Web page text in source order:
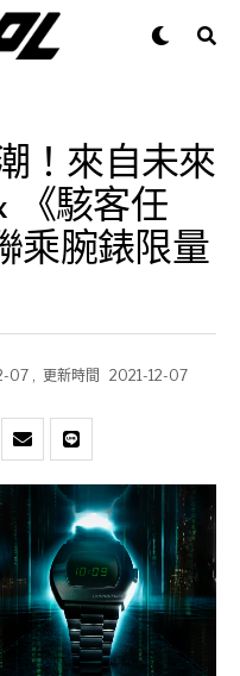
！來自未來
《駭客任
乘腕錶限量
07 , 更新時間 2021-12-07